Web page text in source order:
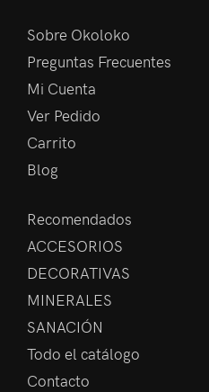
Sobre Okoloko
Preguntas Frecuentes
Mi Cuenta
Ver Pedido
Carrito
Blog
Recomendados
ACCESORIOS
DECORATIVAS
MINERALES
SANACIÓN
Todo el catálogo
Contacto